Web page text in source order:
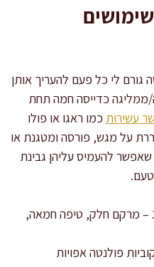
גורם לי כל פעם להעריך אותן
כדייסה חמה תחת
עשירות כמו ראגו או פולו
על מגש, פורסה ומטגנת או
להעמיס עליהן גבינת
טעם.
– מרקם חלק, טיפה חמאה,
פולנטה אפויות